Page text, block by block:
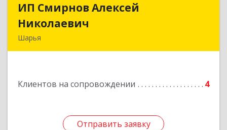
ИП Смирнов Алексей
Николаевич
Шарья
Клиентов на сопровождении 4
Отправить заявку
ИП Смирнов Алексей
Отправить заявку